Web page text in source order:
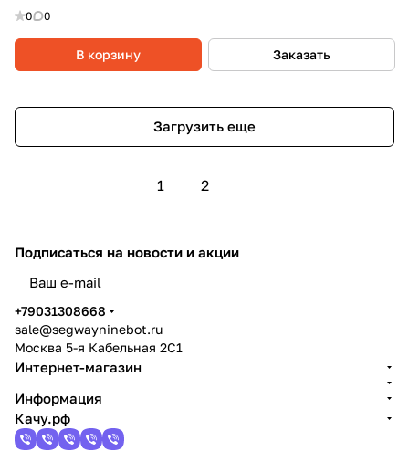
20Ач, Серый
0 0
В корзину Заказать
Загрузить еще
1 2
Подписаться на новости и акции
+79031308668
sale@segwayninebot.ru
Москва 5-я Кабельная 2С1
Интернет-магазин
Информация
Качу.рф